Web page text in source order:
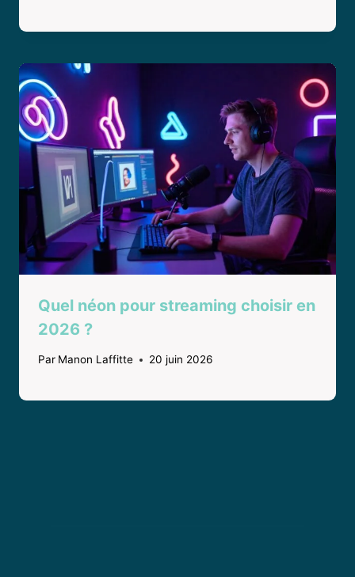
Quel néon pour streaming choisir en
2026 ?
Par Manon Laffitte 20 juin 2026